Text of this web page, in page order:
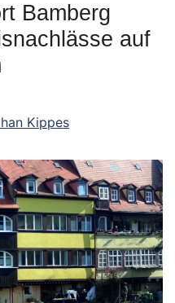
Bamberg
auf
Kippes